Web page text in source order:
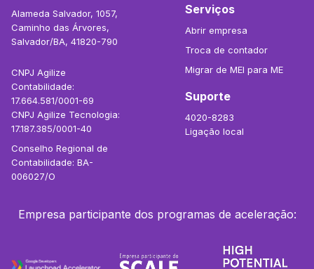
Alameda Salvador, 1057,
Caminho das Árvores,
Salvador/BA, 41820-790
CNPJ Agilize
Contabilidade:
17.664.581/0001-69
CNPJ Agilize Tecnologia:
17.187.385/0001-40
Conselho Regional de
Contabilidade: BA-
006027/O
Serviços
Abrir empresa
Troca de contador
Migrar de MEI para ME
Suporte
4020-8283
Ligação local
Empresa participante dos programas de aceleração: